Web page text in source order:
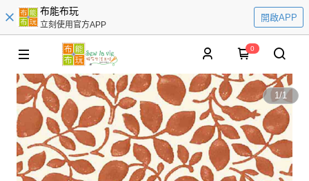
布能布玩
立刻使用官方APP
開啟APP
0
1/1